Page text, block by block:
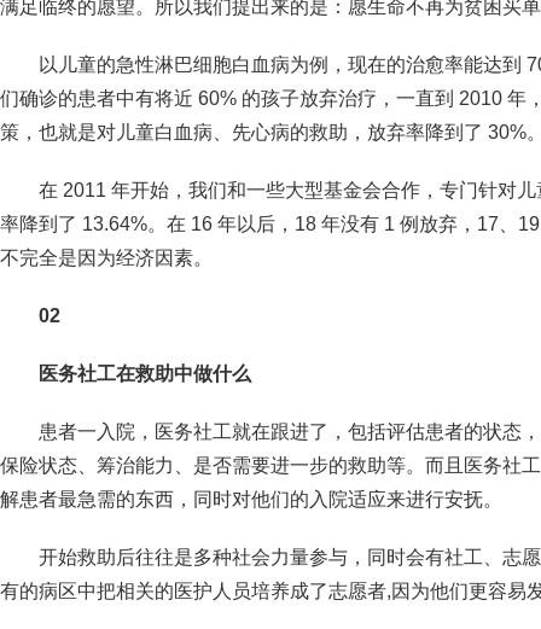
满足临终的愿望。所以我们提出来的是：愿生命不再为贫困买
以儿童的急性淋巴细胞白血病为例，现在的治愈率能达到
们确诊的患者中有将近 60% 的孩子放弃治疗，一直到 2010 年
策，也就是对儿童白血病、先心病的救助，放弃率降到了 30%
在 2011 年开始，我们和一些大型基金会合作，专门针对
率降到了 13.64%。在 16 年以后，18 年没有 1 例放弃，17、
不完全是因为经济因素。
02
医务社工在救助中做什么
患者一入院，医务社工就在跟进了，包括评估患者的状态
保险状态、筹治能力、是否需要进一步的救助等。而且医务社
解患者最急需的东西，同时对他们的入院适应来进行安抚。
开始救助后往往是多种社会力量参与，同时会有社工、志
有的病区中把相关的医护人员培养成了志愿者,因为他们更容易